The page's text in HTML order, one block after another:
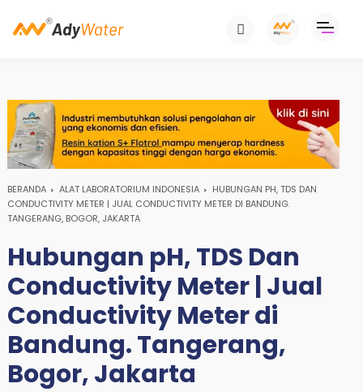
BERANDA ALAT LABORATORIUM INDONESIA
HUBUNGAN PH, TDS DAN
CONDUCTIVITY METER | JUAL CONDUCTIVITY METER DI BANDUNG.
TANGERANG, BOGOR, JAKARTA
Hubungan pH, TDS Dan
Conductivity Meter | Jual
Conductivity Meter di
Bandung. Tangerang,
Bogor, Jakarta